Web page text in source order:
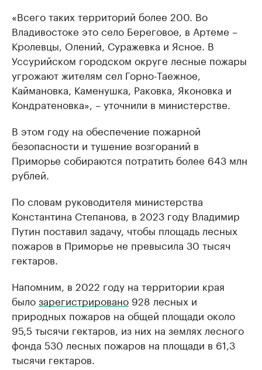
«Всего таких территорий более 200. Во
Владивостоке это село Береговое, в Артеме –
Кролевцы, Олений, Суражевка и Ясное. В
Уссурийском городском округе лесные пожары
угрожают жителям сел Горно-Таежное,
Каймановка, Каменушка, Раковка, Яконовка и
Кондратеновка», – уточнили в министерстве.
В этом году на обеспечение пожарной
безопасности и тушение возгораний в
Приморье собираются потратить более 643 млн
рублей.
По словам руководителя министерства
Константина Степанова, в 2023 году Владимир
Путин поставил задачу, чтобы площадь лесных
пожаров в Приморье не превысила 30 тысяч
гектаров.
Напомним, в 2022 году на территории края
былозарегистрировано 928 лесных и
природных пожаров на общей площади около
95,5 тысячи гектаров, из них на землях лесного
фонда 530 лесных пожаров на площади в 61,3
тысячи гектаров.